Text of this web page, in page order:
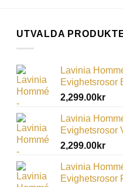
UTVALDA
Lavinia
Evighetsrosor
2,299.00kr
Lavinia
Evighetsrosor
2,299.00kr
Lavinia
Evighetsrosor